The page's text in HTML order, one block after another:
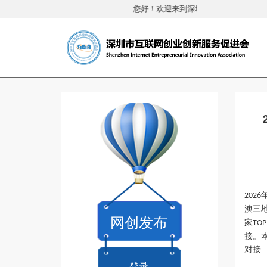
您好！欢迎来到深圳市互联网创业创新
网创发布
2026
澳三
家
接。
对接